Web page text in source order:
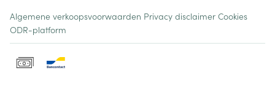
Algemene verkoopsvoorwaarden Privacy disclaimer Cookies
ODR-platform